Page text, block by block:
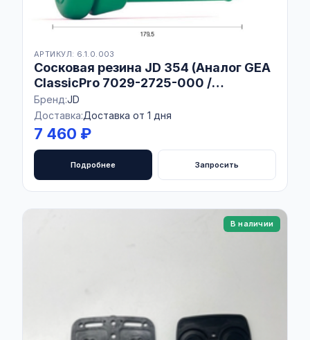
АРТИКУЛ: 6.1.0.003
Сосковая резина JD 354 (Аналог GEA
ClassicPro 7029-2725-000 /
STIMULOR M22)
Бренд:JD
Доставка:Доставка от 1 дня
7 460 ₽
Подробнее Запросить
В наличии